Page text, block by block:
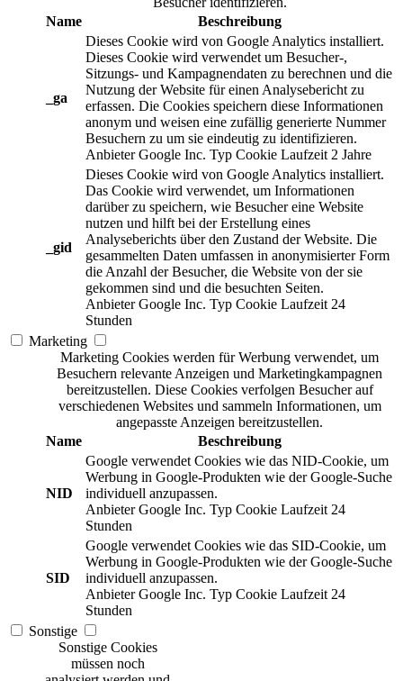
Name
Beschreibung
_ga
Dieses Cookie wird von Google Analytics installiert.
Dieses Cookie wird verwendet um Besucher-,
Sitzungs- und Kampagnendaten zu berechnen und die
Nutzung der Website für einen Analysebericht zu
erfassen. Die Cookies speichern diese Informationen
anonym und weisen eine zufällig generierte Nummer
Besuchern zu um sie eindeutig zu identifizieren.
Anbieter Google Inc. Typ Cookie Laufzeit 2 Jahre
_gid
Dieses Cookie wird von Google Analytics installiert.
Das Cookie wird verwendet, um Informationen
darüber zu speichern, wie Besucher eine Website
nutzen und hilft bei der Erstellung eines
Analyseberichts über den Zustand der Website. Die
gesammelten Daten umfassen in anonymisierter Form
die Anzahl der Besucher, die Website von der sie
gekommen sind und die besuchten Seiten.
Anbieter Google Inc. Typ Cookie Laufzeit 24
Stunden
Marketing
Marketing Cookies werden für Werbung verwendet, um
Besuchern relevante Anzeigen und Marketingkampagnen
bereitzustellen. Diese Cookies verfolgen Besucher auf
verschiedenen Websites und sammeln Informationen, um
angepasste Anzeigen bereitzustellen.
Name
Beschreibung
NID
Google verwendet Cookies wie das NID-Cookie, um
Werbung in Google-Produkten wie der Google-Suche
individuell anzupassen.
Anbieter Google Inc. Typ Cookie Laufzeit 24
Stunden
SID
Google verwendet Cookies wie das SID-Cookie, um
Werbung in Google-Produkten wie der Google-Suche
individuell anzupassen.
Anbieter Google Inc. Typ Cookie Laufzeit 24
Stunden
Sonstige
Sonstige Cookies
müssen noch